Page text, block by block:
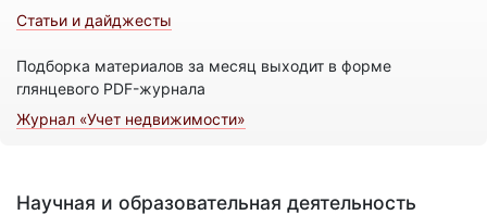
Статьи и дайджесты
Подборка материалов за месяц выходит в форме
глянцевого PDF-журнала
Журнал «Учет недвижимости»
Научная и образовательная деятельность